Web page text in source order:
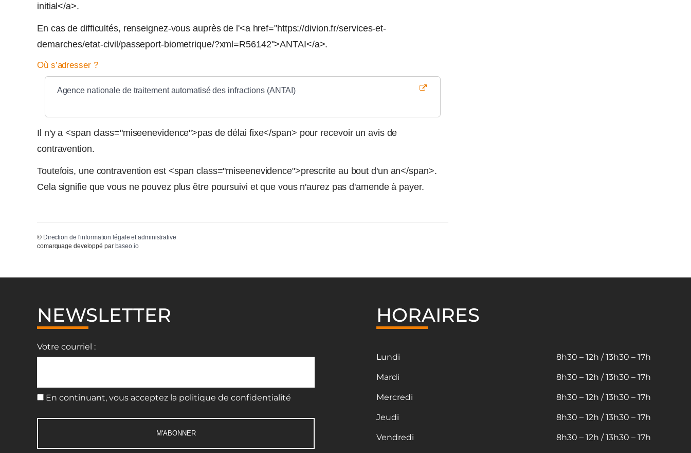
initial</a>.
En cas de difficultés, renseignez-vous auprès de l'<a href="https://divion.fr/services-et-
demarches/etat-civil/passeport-biometrique/?xml=R56142">ANTAI</a>.
Où s’adresser ?
Agence nationale de traitement automatisé des infractions (ANTAI)
Il n'y a <span class="miseenevidence">pas de délai fixe</span> pour recevoir un avis de
contravention.
Toutefois, une contravention est <span class="miseenevidence">prescrite au bout d'un an</span>.
Cela signifie que vous ne pouvez plus être poursuivi et que vous n'aurez pas d'amende à payer.
© Direction de l'information légale et administrative
comarquage developpé par baseo.io
NEWSLETTER
Votre courriel :
En continuant, vous acceptez la politique de confidentialité
HORAIRES
Lundi
Mardi
Mercredi
Jeudi
Vendredi
8h30 – 12h / 13h30 – 17h
8h30 – 12h / 13h30 – 17h
8h30 – 12h / 13h30 – 17h
8h30 – 12h / 13h30 – 17h
8h30 – 12h / 13h30 – 17h